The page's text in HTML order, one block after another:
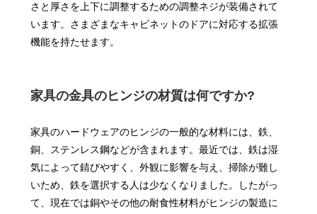
さと厚さを上下に調整するための調整ネジが装備されて
います。さまざまなキャビネットのドアに対応する拡張
機能を持たせます。
家具の金具のヒンジの材質は何ですか?
家具のハードウェアのヒンジの一般的な材料には、鉄、
銅、ステンレス鋼などが含まれます。最近では、鉄は湿
気によって錆びやすく、外観に影響を与え、掃除が難し
いため、鉄を選択する人は少なくなりました。したがっ
て、現在では銅やその他の耐食性材料がヒンジの製造に